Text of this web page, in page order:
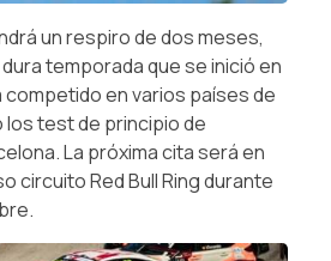
un respiro de dos meses,
temporada que se inició en
competido en varios países de
los test de principio de
La próxima cita será en
circuito Red Bull Ring durante